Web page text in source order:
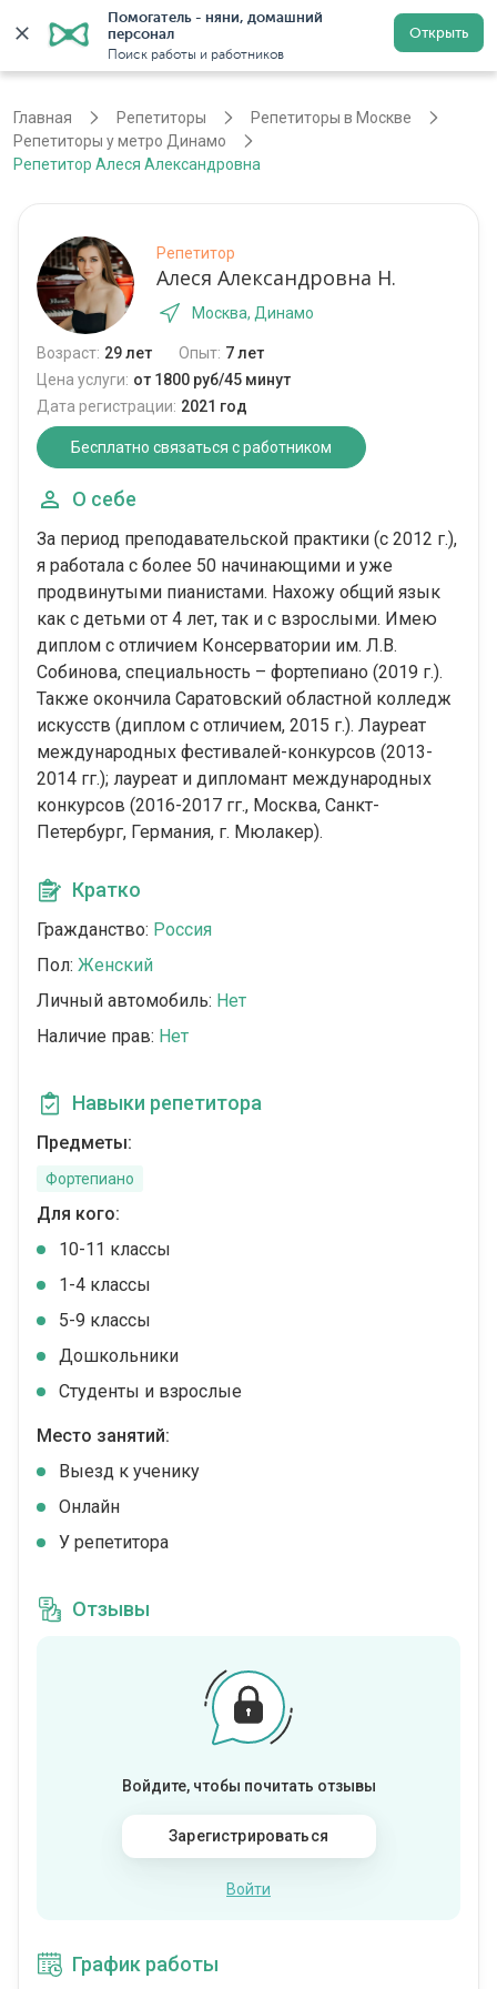
Помогатель - няни, домашний
персонал
Поиск работы и работников
Открыть
Регистрация
Главная Репетиторы
Репетиторы в Москве
Репетиторы у метро Динамо
Репетитор Алеся Александровна
Репетитор
Алеся Александровна Н.
Москва, Динамо
Возраст: 29 лет Опыт: 7 лет
Цена услуги: от 1800 руб/45 минут
Дата регистрации: 2021 год
Бесплатно связаться с работником
О себе
За период преподавательской практики (с 2012 г.),
я работала с более 50 начинающими и уже
продвинутыми пианистами. Нахожу общий язык
как с детьми от 4 лет, так и с взрослыми. Имею
диплом с отличием Консерватории им. Л.В.
Собинова, специальность – фортепиано (2019 г.).
Также окончила Саратовский областной колледж
искусств (диплом с отличием, 2015 г.). Лауреат
международных фестивалей-конкурсов (2013-
2014 гг.); лауреат и дипломант международных
конкурсов (2016-2017 гг., Москва, Санкт-
Петербург, Германия, г. Мюлакер).
Кратко
Гражданство: Россия
Пол: Женский
Личный автомобиль: Нет
Наличие прав: Нет
Навыки репетитора
Предметы:
Фортепиано
Для кого:
10-11 классы
1-4 классы
5-9 классы
Дошкольники
Студенты и взрослые
Место занятий:
Выезд к ученику
Онлайн
У репетитора
Отзывы
Войдите, чтобы почитать отзывы
Зарегистрироваться
Войти
График работы